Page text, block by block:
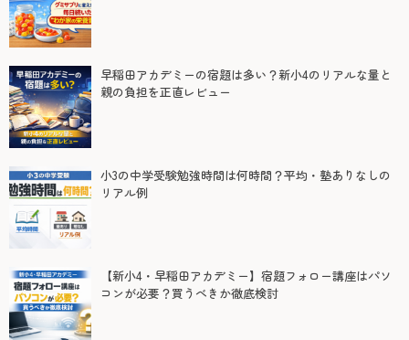
早稲田アカデミーの宿題は多い？新小4のリアルな量と
親の負担を正直レビュー
小3の中学受験勉強時間は何時間？平均・塾ありなしの
リアル例
【新小4・早稲田アカデミー】宿題フォロー講座はパソ
コンが必要？買うべきか徹底検討